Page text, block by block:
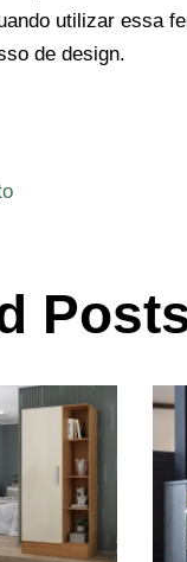
utilizar essa
de design.